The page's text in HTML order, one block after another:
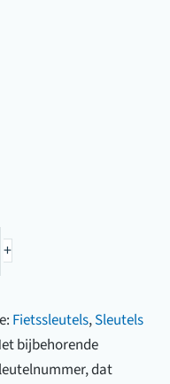
+
Fietssleutels,Sleutels
bijbehorende
dat